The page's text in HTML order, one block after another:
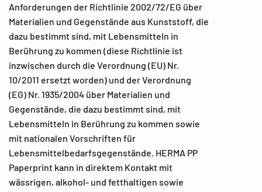
Anforderungen der Richtlinie 2002/72/EG über
Materialien und Gegenstände aus Kunststoff, die
dazu bestimmt sind, mit Lebensmitteln in
Berührung zu kommen (diese Richtlinie ist
inzwischen durch die Verordnung (EU) Nr.
10/2011 ersetzt worden) und der Verordnung
(EG) Nr. 1935/2004 über Materialien und
Gegenstände, die dazu bestimmt sind, mit
Lebensmitteln in Berührung zu kommen sowie
mit nationalen Vorschriften für
Lebensmittelbedarfsgegenstände. HERMA PP
Paperprint kann in direktem Kontakt mit
wässrigen, alkohol- und fetthaltigen sowie